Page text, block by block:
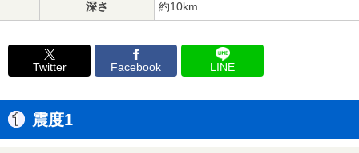
深さ 約10km
Twitter Facebook LINE
震度1